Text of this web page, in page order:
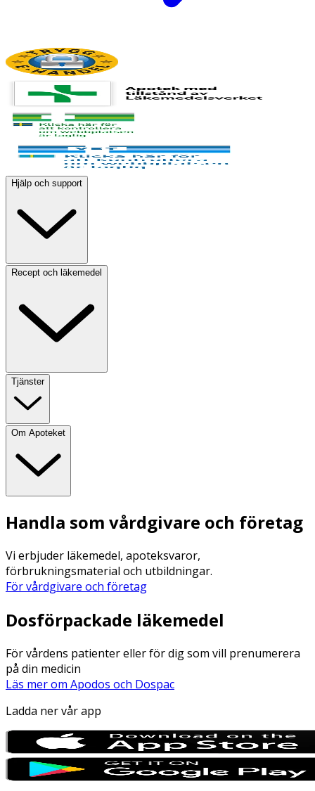
Hjälp och support
Recept och läkemedel
Tjänster
Om Apoteket
Handla som vårdgivare och företag
Vi erbjuder läkemedel, apoteksvaror,
förbrukningsmaterial och utbildningar.
För vårdgivare och företag
Dosförpackade läkemedel
För vårdens patienter eller för dig som vill prenumerera
på din medicin
Läs mer om Apodos och Dospac
Ladda ner vår app